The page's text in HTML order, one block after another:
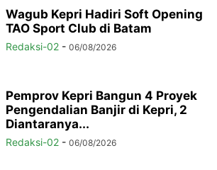
Wagub Kepri Hadiri Soft Opening
TAO Sport Club di Batam
Redaksi-02 - 06/08/2026
Pemprov Kepri Bangun 4 Proyek
Pengendalian Banjir di Kepri, 2
Diantaranya...
Redaksi-02 - 06/08/2026